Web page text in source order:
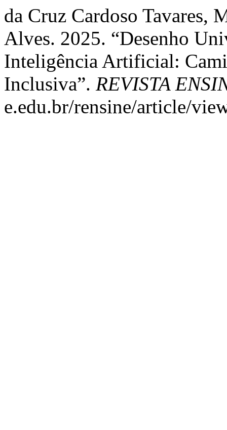
da Cruz Cardoso Tavares,
Alves. 2025. “Desenho
Inteligência Artificial:
Inclusiva”. REVISTA
e.edu.br/rensine/article/